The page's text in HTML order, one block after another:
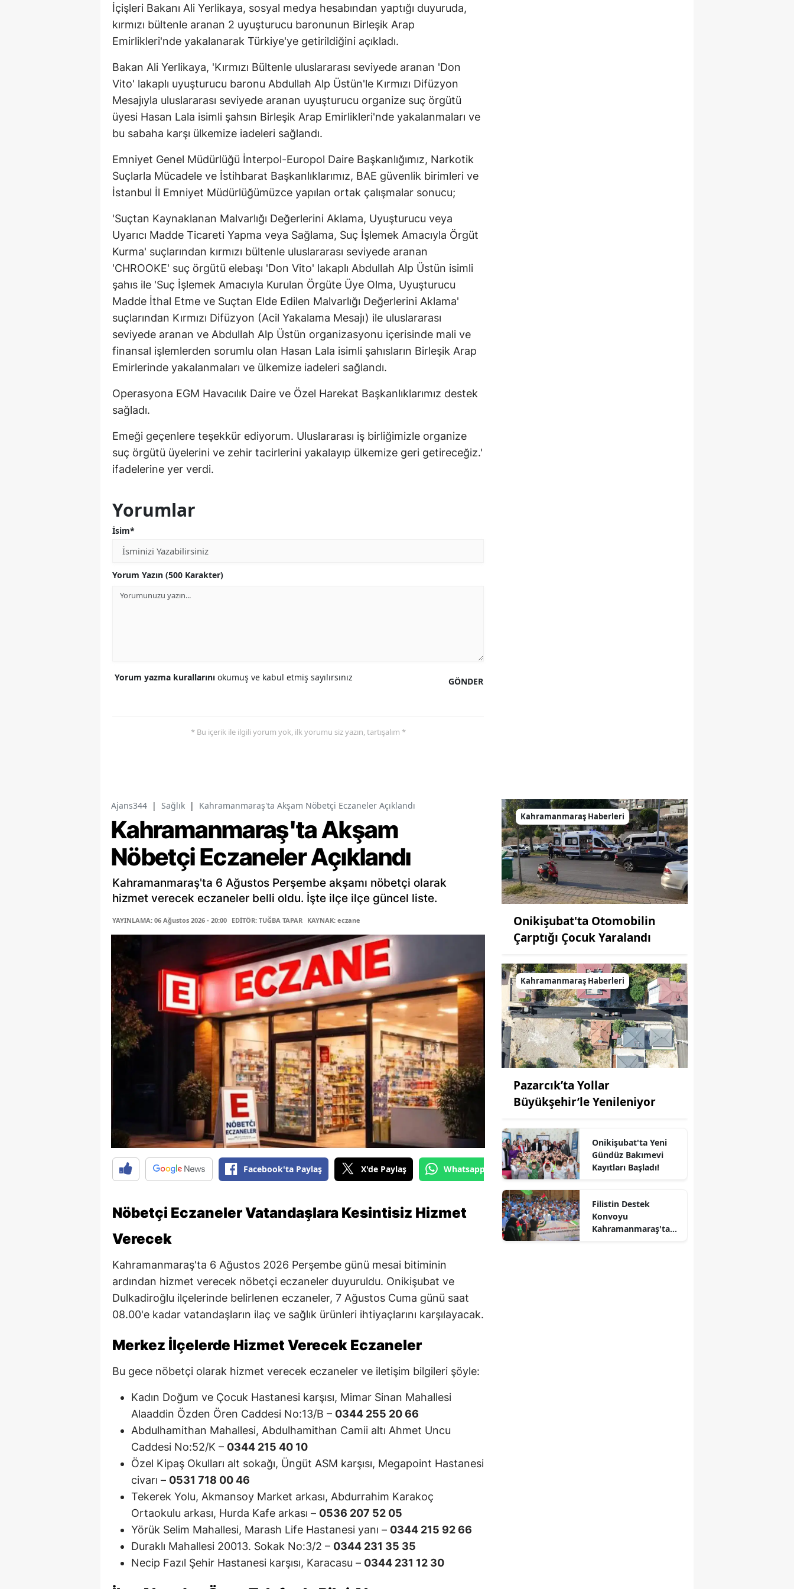
İçişleri Bakanı Ali Yerlikaya, sosyal medya hesabından yaptığı duyuruda,
kırmızı bültenle aranan 2 uyuşturucu baronunun Birleşik Arap
Emirlikleri'nde yakalanarak Türkiye'ye getirildiğini açıkladı.
Bakan Ali Yerlikaya, 'Kırmızı Bültenle uluslararası seviyede aranan 'Don
Vito' lakaplı uyuşturucu baronu Abdullah Alp Üstün'le Kırmızı Difüzyon
Mesajıyla uluslararası seviyede aranan uyuşturucu organize suç örgütü
üyesi Hasan Lala isimli şahsın Birleşik Arap Emirlikleri'nde yakalanmaları ve
bu sabaha karşı ülkemize iadeleri sağlandı.
Emniyet Genel Müdürlüğü İnterpol-Europol Daire Başkanlığımız, Narkotik
Suçlarla Mücadele ve İstihbarat Başkanlıklarımız, BAE güvenlik birimleri ve
İstanbul İl Emniyet Müdürlüğümüzce yapılan ortak çalışmalar sonucu;
'Suçtan Kaynaklanan Malvarlığı Değerlerini Aklama, Uyuşturucu veya
Uyarıcı Madde Ticareti Yapma veya Sağlama, Suç İşlemek Amacıyla Örgüt
Kurma' suçlarından kırmızı bültenle uluslararası seviyede aranan
'CHROOKE' suç örgütü elebaşı 'Don Vito' lakaplı Abdullah Alp Üstün isimli
şahıs ile 'Suç İşlemek Amacıyla Kurulan Örgüte Üye Olma, Uyuşturucu
Madde İthal Etme ve Suçtan Elde Edilen Malvarlığı Değerlerini Aklama'
suçlarından Kırmızı Difüzyon (Acil Yakalama Mesajı) ile uluslararası
seviyede aranan ve Abdullah Alp Üstün organizasyonu içerisinde mali ve
finansal işlemlerden sorumlu olan Hasan Lala isimli şahısların Birleşik Arap
Emirlerinde yakalanmaları ve ülkemize iadeleri sağlandı.
Operasyona EGM Havacılık Daire ve Özel Harekat Başkanlıklarımız destek
sağladı.
Emeği geçenlere teşekkür ediyorum. Uluslararası iş birliğimizle organize
suç örgütü üyelerini ve zehir tacirlerini yakalayıp ülkemize geri getireceğiz.'
ifadelerine yer verdi.
Yorumlar
İsim*
Yorum Yazın (500 Karakter)
GÖNDER
Yorum yazma kurallarını okumuş ve kabul etmiş sayılırsınız
* Bu içerik ile ilgili yorum yok, ilk yorumu siz yazın, tartışalım *
Ajans344 | Sağlık | Kahramanmaraş'ta Akşam Nöbetçi Eczaneler Açıklandı
Kahramanmaraş'ta Akşam
Nöbetçi Eczaneler Açıklandı
Kahramanmaraş'ta 6 Ağustos Perşembe akşamı nöbetçi olarak
hizmet verecek eczaneler belli oldu. İşte ilçe ilçe güncel liste.
YAYINLAMA: 06 Ağustos 2026 - 20:00 EDİTÖR: TUĞBA TAPAR KAYNAK: eczane
Facebook'ta Paylaş X'de Paylaş Whatsapp'tan Gönder
Nöbetçi Eczaneler Vatandaşlara Kesintisiz Hizmet
Verecek
Kahramanmaraş'ta 6 Ağustos 2026 Perşembe günü mesai bitiminin
ardından hizmet verecek nöbetçi eczaneler duyuruldu. Onikişubat ve
Dulkadiroğlu ilçelerinde belirlenen eczaneler, 7 Ağustos Cuma günü saat
08.00'e kadar vatandaşların ilaç ve sağlık ürünleri ihtiyaçlarını karşılayacak.
Merkez İlçelerde Hizmet Verecek Eczaneler
Bu gece nöbetçi olarak hizmet verecek eczaneler ve iletişim bilgileri şöyle:
Kadın Doğum ve Çocuk Hastanesi karşısı, Mimar Sinan Mahallesi
Alaaddin Özden Ören Caddesi No:13/B – 0344 255 20 66
Abdulhamithan Mahallesi, Abdulhamithan Camii altı Ahmet Uncu
Caddesi No:52/K – 0344 215 40 10
Özel Kipaş Okulları alt sokağı, Üngüt ASM karşısı, Megapoint Hastanesi
civarı – 0531 718 00 46
Tekerek Yolu, Akmansoy Market arkası, Abdurrahim Karakoç
Ortaokulu arkası, Hurda Kafe arkası – 0536 207 52 05
Yörük Selim Mahallesi, Marash Life Hastanesi yanı – 0344 215 92 66
Duraklı Mahallesi 20013. Sokak No:3/2 – 0344 231 35 35
Necip Fazıl Şehir Hastanesi karşısı, Karacasu – 0344 231 12 30
Kahramanmaraş Haberleri
Onikişubat'ta Otomobilin
Çarptığı Çocuk Yaralandı
Kahramanmaraş Haberleri
Pazarcık’ta Yollar
Büyükşehir’le Yenileniyor
Onikişubat'ta Yeni
Gündüz Bakımevi
Kayıtları Başladı!
Filistin Destek
Konvoyu
Kahramanmaraş'ta